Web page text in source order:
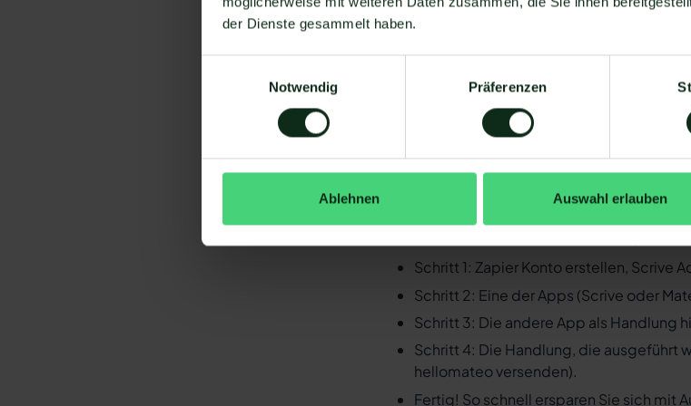
der Dienste gesammelt haben.
Notwendig
Präferenzen
Ablehnen Auswahl erlauben
Sie müssen WhatsApp über die
Ihr WhatsApp Business API Anbieter
ermöglichen. Längst nicht alle
WhatsApp zu ermöglichen. Mit Mateo
Verfügung, die Sie mit WhatsApp
Da der Einrichtungsprozess der Integration
gibt es keine allgemein gültige Anleitung.
Scrive und WhatsApp mit Mateo funktioniert.
So funktioniert die
Schritt 1: Zapier Konto erstellen, Scrive
Schritt 2: Eine der Apps (Scrive oder
Schritt 3: Die andere App als Handlung
Schritt 4: Die Handlung, die ausgeführt
hellomateo versenden).
Fertig! So schnell ersparen Sie sich mit